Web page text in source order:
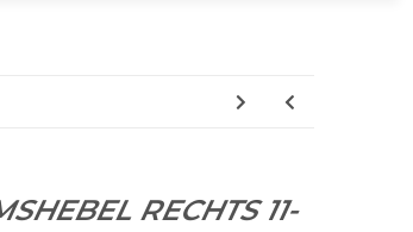
RECHTS 11-